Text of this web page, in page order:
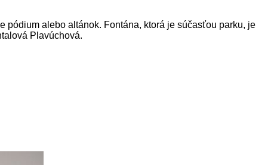
pódium alebo altánok. Fontána, ktorá je súčasťou parku, je
Plavúchová.